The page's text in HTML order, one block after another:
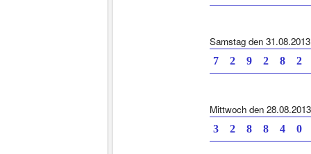
Samstag den 31.08.2013
7 2 9 2 8 2
Mittwoch den 28.08.2013
3 2 8 8 4 0